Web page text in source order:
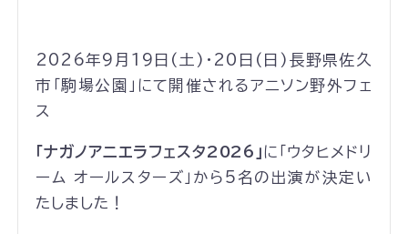
2026年9月19日(土)・20日(日)長野県佐久
市「駒場公園」にて開催されるアニソン野外フェ
ス
「ナガノアニエラフェスタ2026 」に「ウタヒメドリ
ーム オールスターズ」から5名の出演が決定い
たしました！